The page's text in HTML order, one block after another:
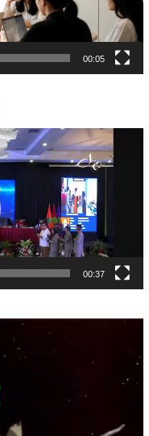
00:05
00:37